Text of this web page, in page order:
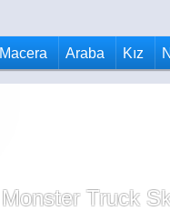
Macera Araba Kız
Monster Truck